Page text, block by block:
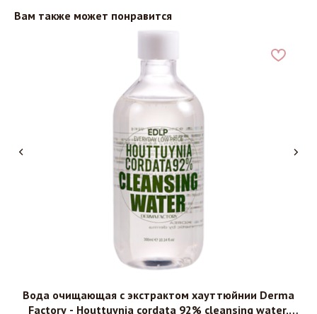
Вам также может понравится
Вода очищающая с экстрактом хауттюйнии Derma
Factory - Houttuynia cordata 92% cleansing water,